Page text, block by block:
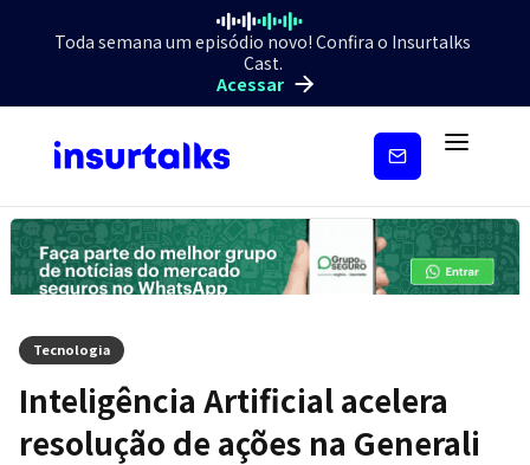
Toda semana um episódio novo! Confira o Insurtalks
Cast.
Acessar
Inscreva-
Tecnologia
Inteligência Artificial acelera
resolução de ações na Generali